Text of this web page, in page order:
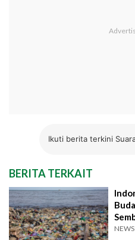
Ikuti berita terkini
BERITA TERKAIT
NEWS